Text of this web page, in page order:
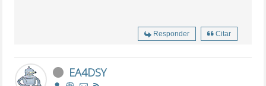
Responder Citar
EA4DSY